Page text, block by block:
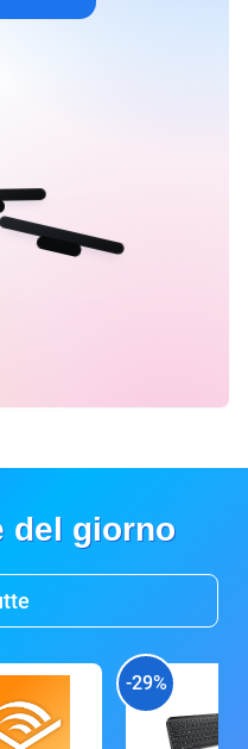
del giorno
-29%